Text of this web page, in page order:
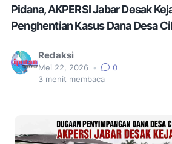
Pidana, AKPERSI Jabar Desak
Penghentian Kasus Dana Desa
Redaksi
Mei 22, 2026 •
0
3 menit membaca